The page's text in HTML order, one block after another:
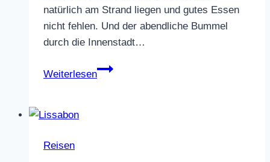
natürlich am Strand liegen und gutes Essen
nicht fehlen. Und der abendliche Bummel
durch die Innenstadt…
Weiterlesen
Gardasee
Reisen